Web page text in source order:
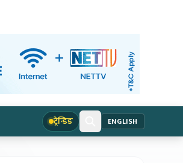
ट्रेन्डिङ ENGLISH